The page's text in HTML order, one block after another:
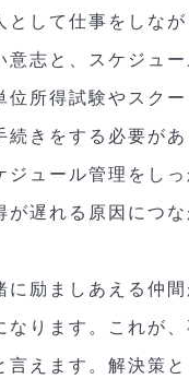
として仕事をしな
意志と、スケジュ
位所得試験やスク
続きをする必要が
ジュール管理をし
が遅れる原因につな
に励ましあえる仲
なります。これが
言えます。解決策